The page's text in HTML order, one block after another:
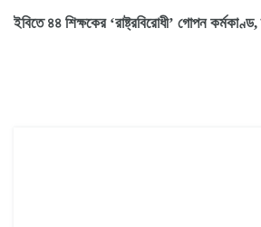
ইবিতে ৪৪ শিক্ষকের ‘রাষ্ট্রবিরোধী’ গোপন